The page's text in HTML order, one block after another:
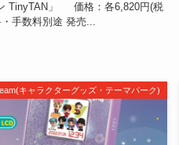
TinyTAN」 価格：各6,820円(税
手数料別途 発売...
キャラクターグッズ・テーマパーク)